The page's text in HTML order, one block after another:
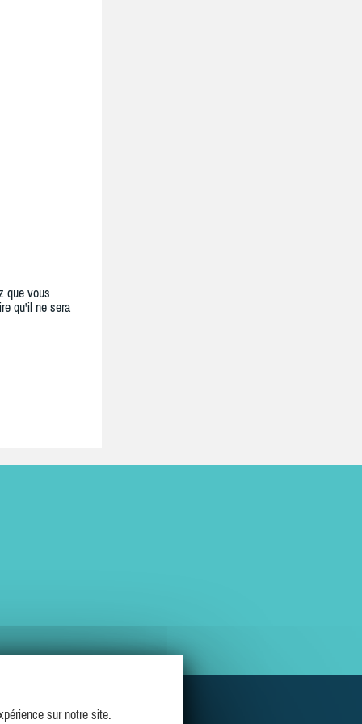
que vous
qu'il ne sera
sur notre site.